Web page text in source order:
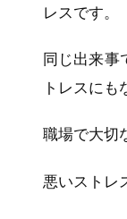
レスです。
同じ出来事
トレスにも
職場で大切
悪いストレ